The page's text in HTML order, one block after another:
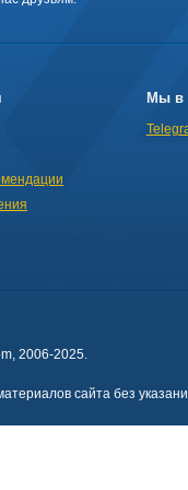
Мы в
2006-2025.
сайта без